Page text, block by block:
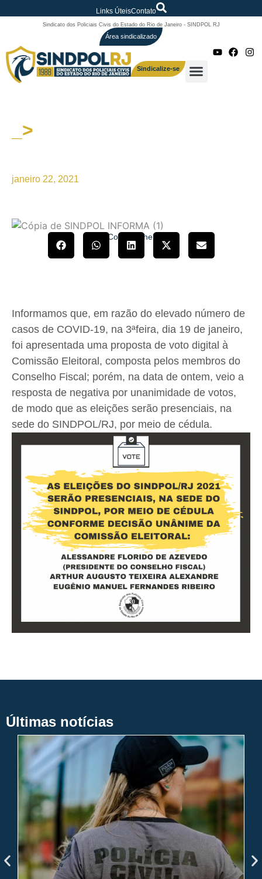
Links ÚteisContato
Sindicato dos Policiais Civis do Estado do Rio de Janeiro - SINDPOL RJ
Área sindicalizado
Sindicalize-se
_>
janeiro 22, 2021
Compartilhe!
Informamos que, em razão do elevado número de
casos de COVID-19, na 3ªfeira, dia 19 de janeiro,
foi apresentada uma proposta de voto digital à
Comissão Eleitoral, composta pelos membros do
Conselho Fiscal; porém, na data de ontem, veio a
resposta de negativa por unanimidade de votos,
de modo que as eleições serão presenciais, na
sede do SINDPOL/RJ, por meio de cédula.
Últimas notícias